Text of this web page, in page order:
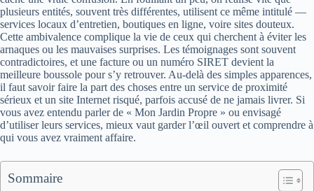
plusieurs entités, souvent très différentes, utilisent ce même intitulé —
services locaux d’entretien, boutiques en ligne, voire sites douteux.
Cette ambivalence complique la vie de ceux qui cherchent à éviter les
arnaques ou les mauvaises surprises. Les témoignages sont souvent
contradictoires, et une facture ou un numéro SIRET devient la
meilleure boussole pour s’y retrouver. Au-delà des simples apparences,
il faut savoir faire la part des choses entre un service de proximité
sérieux et un site Internet risqué, parfois accusé de ne jamais livrer. Si
vous avez entendu parler de « Mon Jardin Propre » ou envisagé
d’utiliser leurs services, mieux vaut garder l’œil ouvert et comprendre à
qui vous avez vraiment affaire.
Sommaire